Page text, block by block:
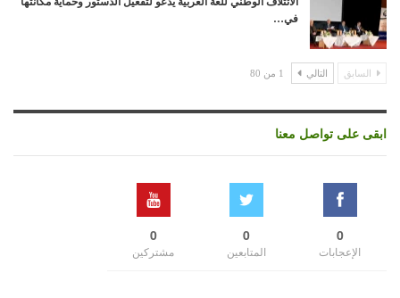
في…
السابق التالي 1 من 80
ابقى على تواصل معنا
0
الإعجابات
0
المتابعين
0
مشتركين